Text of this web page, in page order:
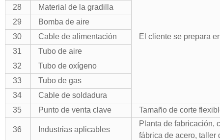
El cliente se prepara
28
Material de la gradilla
29
Bomba de aire
30
Cable de alimentación
31
Tubo de aire
32
Tubo de oxígeno
33
Tubo de gas
34
Cable de soldadura
35
Punto de venta clave Tamaño de corte
36 Industrias aplicables
Planta de fabricación,
fábrica de acero, taller